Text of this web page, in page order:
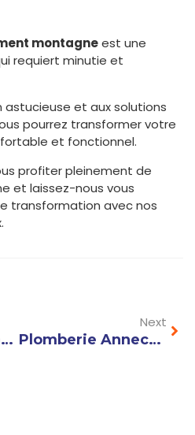
montagneest une
requiert minutie et
et aux solutions
pourrez transformer votre
et fonctionnel.
profiter pleinement de
et laissez-nous vous
transformation avec nos
Chamonix renovation : conseils pour moderniser un chalet en respectant l’architecture alpine
Next
Plomberie Annecy : Comment éviter les fuites d’eau et réduire votre facture d’eau efficacement ?